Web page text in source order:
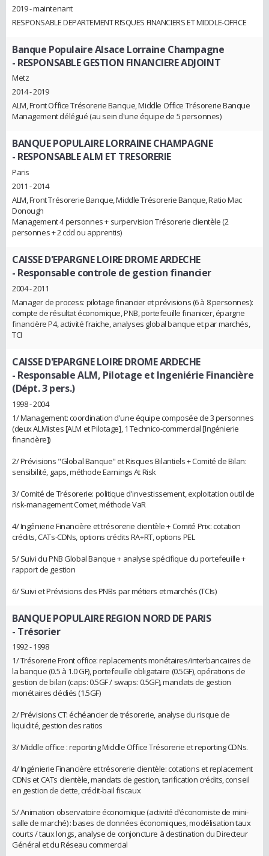
2019 - maintenant
RESPONSABLE DEPARTEMENT RISQUES FINANCIERS ET MIDDLE-OFFICE
Banque Populaire Alsace Lorraine Champagne
- RESPONSABLE GESTION FINANCIERE ADJOINT
Metz
2014 - 2019
ALM, Front Office Trésorerie Banque, Middle Office Trésorerie Banque
Management délégué (au sein d'une équipe de 5 personnes)
BANQUE POPULAIRE LORRAINE CHAMPAGNE
- RESPONSABLE ALM ET TRESORERIE
Paris
2011 - 2014
ALM, Front Trésorerie Banque, Middle Trésorerie Banque, Ratio Mac
Donough
Management 4 personnes + surpervision Trésorerie clientèle (2
personnes + 2 cdd ou apprentis)
CAISSE D'EPARGNE LOIRE DROME ARDECHE
- Responsable controle de gestion financier
2004 - 2011
Manager de process: pilotage financier et prévisions (6 à 8 personnes):
compte de résultat économique, PNB, portefeuille finanicer, épargne
financière P4, activité fraiche, analyses global banque et par marchés,
TCI
CAISSE D'EPARGNE LOIRE DROME ARDECHE
- Responsable ALM, Pilotage et Ingeniérie Financière
(Dépt. 3 pers.)
1998 - 2004
1/ Management: coordination d'une équipe composée de 3 personnes
(deux ALMistes [ALM et Pilotage], 1 Technico-commercial [Ingénierie
financière])
2/ Prévisions "Global Banque" et Risques Bilantiels + Comité de Bilan:
sensibilité, gaps, méthode Earnings At Risk
3/ Comité de Trésorerie: politique d'investissement, exploitation outil de
risk-management Comet, méthode VaR
4/ Ingénierie Financière et trésorerie clientèle + Comité Prix: cotation
crédits, CATs-CDNs, options crédits RA+RT, options PEL
5/ Suivi du PNB Global Banque + analyse spécifique du portefeuille +
rapport de gestion
6/ Suivi et Prévisions des PNBs par métiers et marchés (TCIs)
BANQUE POPULAIRE REGION NORD DE PARIS
- Trésorier
1992 - 1998
1/ Trésorerie Front office: replacements monétaires/interbancaires de
la banque (0.5 à 1.0 GF), portefeuille obligataire (0.5GF), opérations de
gestion de bilan (caps: 0.5GF / swaps: 0.5GF), mandats de gestion
monétaires dédiés (1.5GF)
2/ Prévisions CT: échéancier de trésorerie, analyse du risque de
liquidité, gestion des ratios
3/ Middle office : reporting Middle Office Trésorerie et reporting CDNs.
4/ Ingénierie Financière et trésorerie clientèle: cotations et replacement
CDNs et CATs clientèle, mandats de gestion, tarification crédits, conseil
en gestion de dette, crédit-bail fiscaux
5/ Animation observatoire économique (activité d’économiste de mini-
salle de marché) : bases de données économiques, modélisation taux
courts / taux longs, analyse de conjoncture à destination du Directeur
Général et du Réseau commercial